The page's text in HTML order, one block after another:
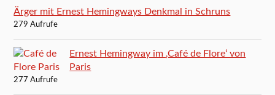
Ärger mit Ernest Hemingways Denkmal in Schruns
279 Aufrufe
Ernest Hemingway im ‚Café de Flore‘ von
Paris
277 Aufrufe